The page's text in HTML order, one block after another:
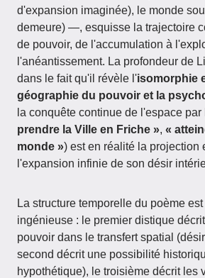
d'expansion imaginée), le monde
demeure) —, esquisse la trajectoire
de pouvoir, de l'accumulation à
l'anéantissement. La profondeur de
dans le fait qu'il révèle l'isomorphie
géographie du pouvoir et la
la conquête continue de l'espace
prendre la Ville en Friche », «
monde ») est en réalité la projection
l'expansion infinie de son désir
La structure temporelle du poème
ingénieuse : le premier distique
pouvoir dans le transfert spatial
second décrit une possibilité
hypothétique), le troisième décrit les